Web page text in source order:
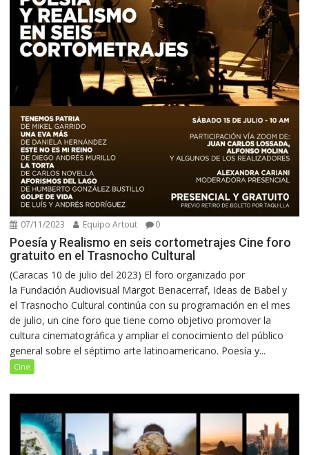
07/11/2023 Equipo Artout 0
Poesía y Realismo en seis cortometrajes Cine foro
gratuito en el Trasnocho Cultural
(Caracas 10 de julio del 2023) El foro organizado por
la Fundación Audiovisual Margot Benacerraf, Ideas de Babel y
el Trasnocho Cultural continúa con su programación en el mes
de julio, un cine foro que tiene como objetivo promover la
cultura cinematográfica y ampliar el conocimiento del público
general sobre el séptimo arte latinoamericano. Poesía y...
Cine